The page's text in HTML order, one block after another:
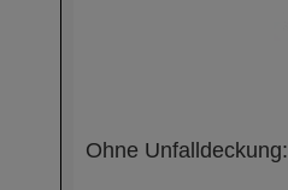
Ohne Unfalldeckung: